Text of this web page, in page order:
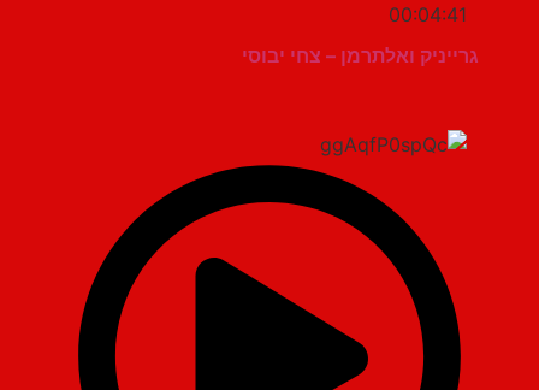
00:04:41
גרייניק ואלתרמן – צחי יבוסי